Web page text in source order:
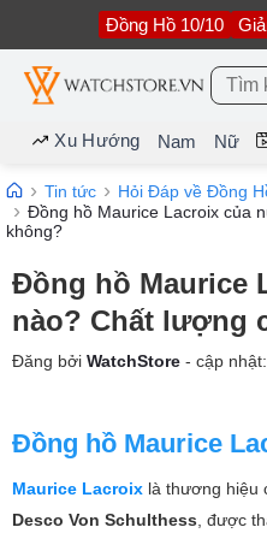
nội
dung
Đồng Hồ 10/10
Tìm
kiếm:
Xu Hướng Nam Nữ
Tin tức
Hỏi Đáp về Đồng
Đồng hồ Maurice Lacroix của
không?
Đồng hồ Maurice
nào? Chất lượng
Đăng bởi WatchStore - cập nhật:
Đồng hồ Maurice
Maurice Lacroix là thương hiệu
Desco Von Schulthess , được